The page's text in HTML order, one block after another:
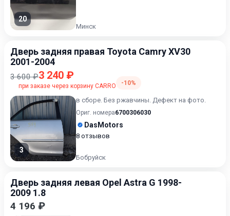
20
Минск
Дверь задняя правая Toyota Camry XV30
2001-2004
3 600 ₽3 240 ₽
при заказе через корзину CARRO -10%
3
в сборе. Без ржавчины. Дефект на фото.
Ориг. номера6700306030
DasMotors
8 отзывов
Бобруйск
Дверь задняя левая Opel Astra G 1998-
2009 1.8
4 196 ₽